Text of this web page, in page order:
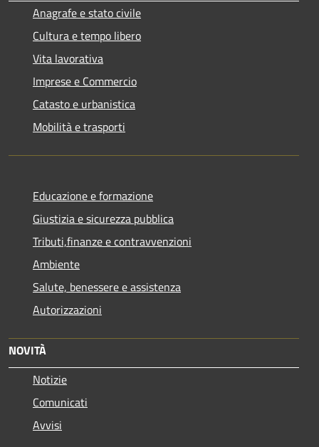
Anagrafe e stato civile
Cultura e tempo libero
Vita lavorativa
Imprese e Commercio
Catasto e urbanistica
Mobilità e trasporti
Educazione e formazione
Giustizia e sicurezza pubblica
Tributi,finanze e contravvenzioni
Ambiente
Salute, benessere e assistenza
Autorizzazioni
NOVITÀ
Notizie
Comunicati
Avvisi